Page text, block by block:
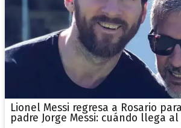
Lionel Messi regresa a Rosario
padre Jorge Messi: cuándo llega